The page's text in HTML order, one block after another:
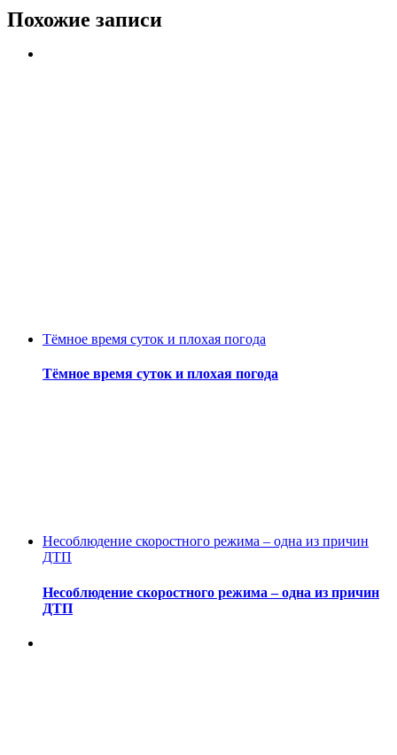
Похожие записи
Тёмное время суток и плохая погода
Тёмное время суток и плохая погода
Несоблюдение скоростного режима – одна из причин
ДТП
Несоблюдение скоростного режима – одна из причин
ДТП